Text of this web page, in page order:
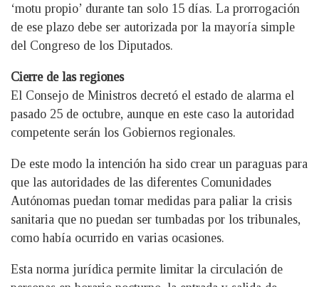
‘motu propio’ durante tan solo 15 días. La prorrogación
de ese plazo debe ser autorizada por la mayoría simple
del Congreso de los Diputados.
Cierre de las regiones
El Consejo de Ministros decretó el estado de alarma el
pasado 25 de octubre, aunque en este caso la autoridad
competente serán los Gobiernos regionales.
De este modo la intención ha sido crear un paraguas para
que las autoridades de las diferentes Comunidades
Autónomas puedan tomar medidas para paliar la crisis
sanitaria que no puedan ser tumbadas por los tribunales,
como había ocurrido en varias ocasiones.
Esta norma jurídica permite limitar la circulación de